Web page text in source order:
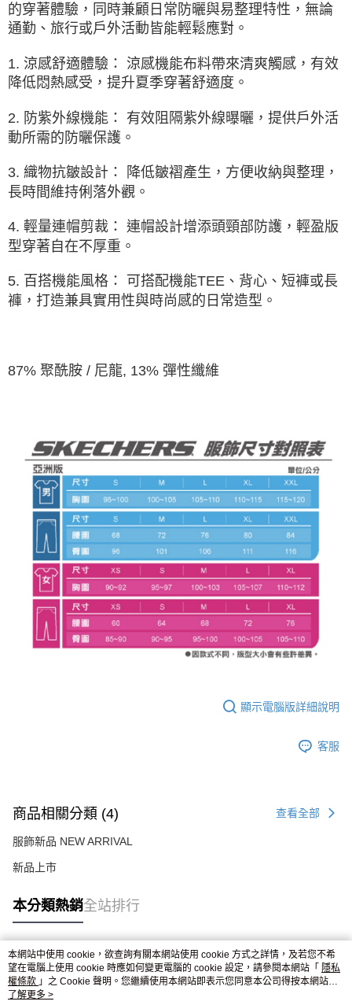
的穿著體驗，同時兼顧日常防曬與易整理特性，無論
通勤、旅行或戶外活動皆能輕鬆應對。
1. 涼感舒適體驗： 涼感機能布料帶來清爽觸感，有效
降低悶熱感受，提升夏季穿著舒適度。
2. 防紫外線機能： 有效阻隔紫外線曝曬，提供戶外活
動所需的防曬保護。
3. 織物抗皺設計： 降低皺褶產生，方便收納與整理，
長時間維持俐落外觀。
4. 輕量連帽剪裁： 連帽設計增添頭頸部防護，輕盈版
型穿著自在不厚重。
5. 百搭機能風格： 可搭配機能TEE、背心、短褲或長
褲，打造兼具實用性與時尚感的日常造型。
87% 聚酰胺 / 尼龍, 13% 彈性纖維
顯示電腦版詳細說明
客服
商品相關分類 (4) 查看全部
服飾新品 NEW ARRIVAL
新品上市
本分類熱銷全站排行
熱門標籤
本網站中使用 cookie，欲查詢有關本網站使用 cookie 方式之詳情，及若您不希
望在電腦上使用 cookie 時應如何變更電腦的 cookie 設定，請參閱本網站「 隱私
權條款 」之 Cookie 聲明。您繼續使用本網站即表示您同意本公司得按本網站使
用條款之 Cookie 聲明使用 cookie。
了解更多 >